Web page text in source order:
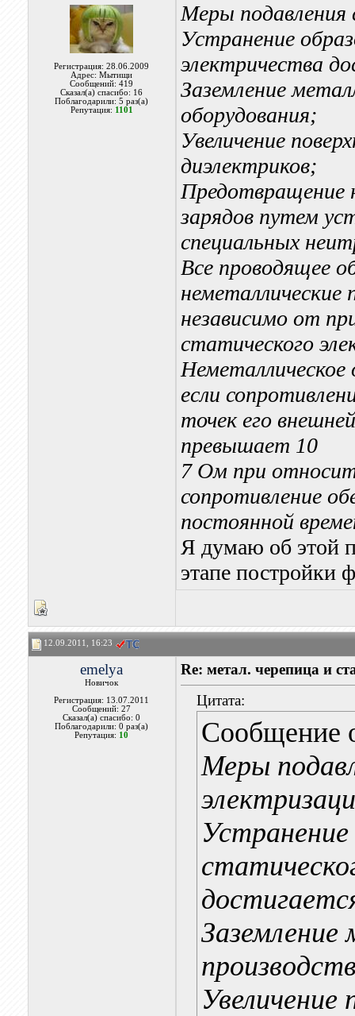
Регистрация: 28.06.2009
Адрес: Мытищи
Сообщений: 419
Сказал(а) спасибо: 16
Поблагодарили: 5 раз(а)
Репутация: 1101
Меры подавления
Устранение
электричества
Заземление
оборудования;
Увеличение
диэлектриков;
Предотвращение
зарядов путем
специальных
Все проводящее
независимо от
статического
если
точек его
превышает 10
7 Ом при
сопротивление
постоянной
Я думаю об этой
этапе постройки
12.09.2011, 16:23
emelya
Новичок
Регистрация: 13.07.2011
Сообщений: 27
Сказал(а) спасибо: 0
Поблагодарили: 0 раз(а)
Репутация: 10
Re: метал. черепица и
Цитата:
Сообщение
Меры
Устранение
Заземление
Увеличение